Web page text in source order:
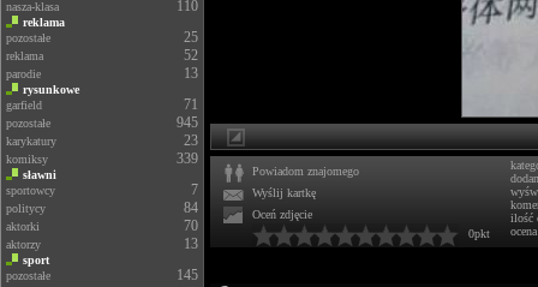
nasza-klasa 110
reklama
pozostałe
25
reklama 52
parodie 13
rysunkowe
garfield
71
pozostałe 945
karykatury 23
komiksy 339
sławni
sportowcy
7
politycy 84
aktorki 70
aktorzy 13
sport
pozostałe
145
Powiadom znajomego
Wyślij kartkę
Oceń zdjęcie
0pkt
ilość
ocena